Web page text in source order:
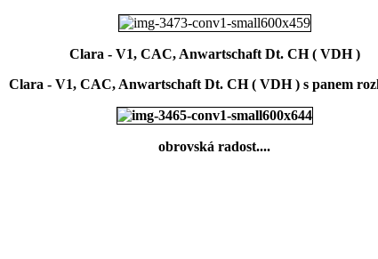
Clara - V1, CAC, Anwartschaft Dt. CH ( VDH )
Clara - V1, CAC, Anwartschaft Dt. CH ( VDH ) s panem
obrovská radost....